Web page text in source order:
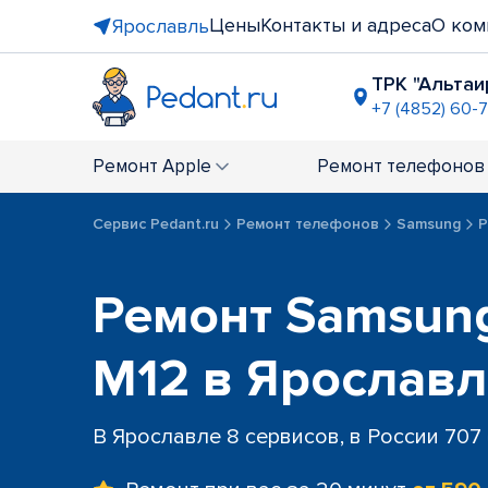
ЯрославльЦеныКонтакты и адресаО
ТРК
+7 (4852) 60-
+7 (4852)
Ремонт Apple Ремонт телефонов
Сервис Pedant.ru Ремонт телефонов Samsung
Ремонт
M12 в
В Ярославле 8 сервисов, в России 707